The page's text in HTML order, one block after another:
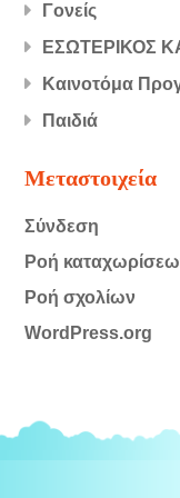
Γονείς
ΕΣΩΤΕΡΙΚΟΣ
Καινοτόμα
Παιδιά
Μεταστοιχεία
Σύνδεση
Ροή
Ροή σχολίων
WordPress.org